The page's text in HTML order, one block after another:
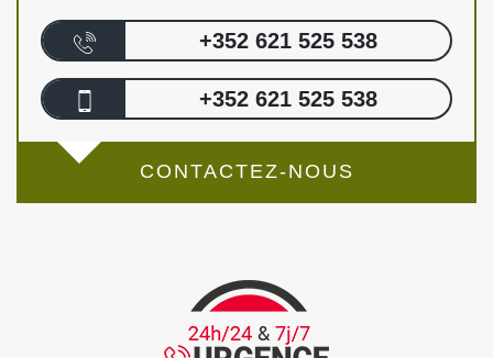
+352 621 525 538
+352 621 525 538
CONTACTEZ-NOUS